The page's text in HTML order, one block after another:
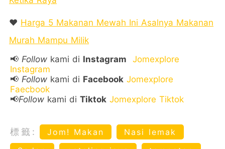
❤️ Harga 5 Makanan Mewah Ini Asalnya Makanan
Murah Mampu Milik
📢 Follow kami di Instagram
Jomexplore
Instagram
📢 Follow kami di Facebook Jomexplore
Faecbook
📢Follow kami di Tiktok Jomexplore Tiktok
標籤: Jom! Makan
Nasi lemak